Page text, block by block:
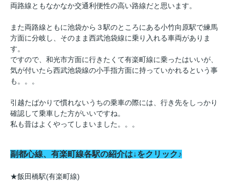
両路線ともなかなか交通利便性の高い路線だと思います。
また両路線ともに池袋から３駅のところにある小竹向原駅で練馬
方面に分岐し、そのまま西武池袋線に乗り入れる車両がありま
す。
ですので、和光市方面に行きたくて有楽町線に乗ったはいいが、
気が付いたら西武池袋線の小手指方面に持っていかれるという事
も。。。
引越たばかりで慣れないうちの乗車の際には、行き先をしっかり
確認して乗車した方がいいですね。
私も昔はよくやってしまいました。。。
副都心線、有楽町線各駅の紹介は↓をクリック♪
★飯田橋駅(有楽町線)